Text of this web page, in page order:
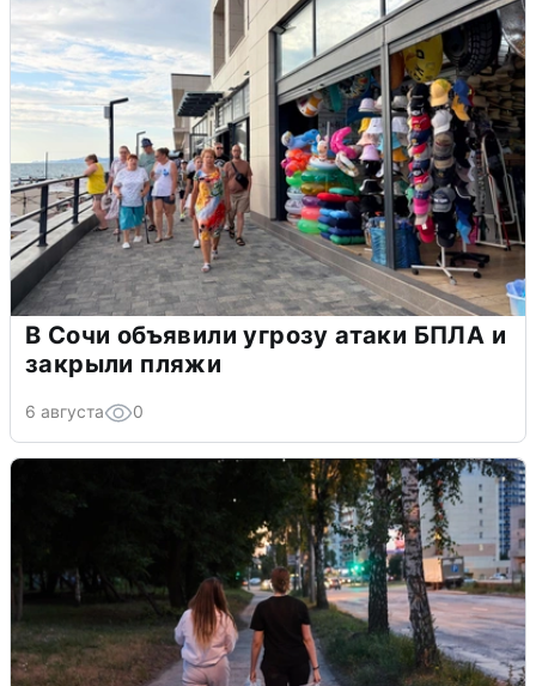
В Сочи объявили угрозу атаки БПЛА и
закрыли пляжи
6 августа 0